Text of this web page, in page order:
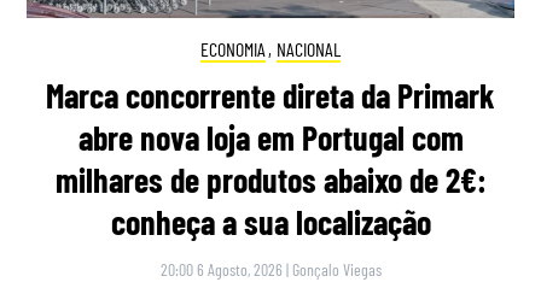
ECONOMIA , NACIONAL
Marca concorrente direta da Primark
abre nova loja em Portugal com
milhares de produtos abaixo de 2€:
conheça a sua localização
20:00 6 Agosto, 2026 | Gonçalo Viegas